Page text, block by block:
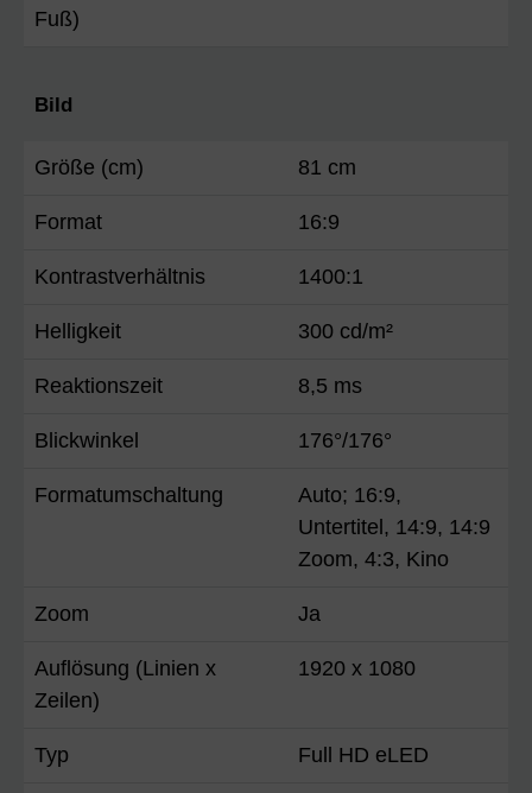
Fuß)
Bild
Größe (cm) 81 cm
Format 16:9
Kontrastverhältnis 1400:1
Helligkeit 300 cd/m²
Reaktionszeit 8,5 ms
Blickwinkel 176°/176°
Formatumschaltung
Auto; 16:9,
Untertitel, 14:9, 14:9
Zoom, 4:3, Kino
Zoom Ja
Auflösung (Linien x
Zeilen)
1920 x 1080
Typ Full HD eLED